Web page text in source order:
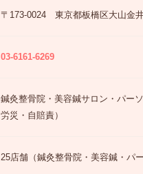
〒173-0024 東京都板橋区大山金
03-6161-6269
鍼灸整骨院・美容鍼サロン・パー
労災・自賠責）
25店舗（鍼灸整骨院・美容鍼・パ